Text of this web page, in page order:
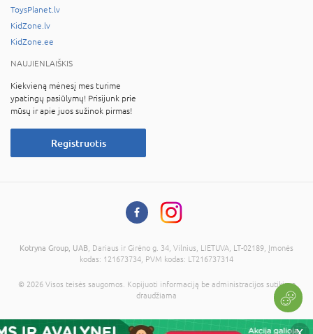
ToysPlanet.lv
KidZone.lv
KidZone.ee
NAUJIENLAIŠKIS
Kiekvieną mėnesį mes turime
ypatingų pasiūlymų! Prisijunk prie
mūsų ir apie juos sužinok pirmas!
Registruotis
Kotryna Group, UAB , Dariaus ir Girėno g. 34, Vilnius, LIETUVA, LT-02189, Įmonės
kodas: 121673734, PVM kodas: LT216737314
© 2026 Visos teisės saugomos. Kopijuoti informaciją be administracijos sutikimo
draudžiama